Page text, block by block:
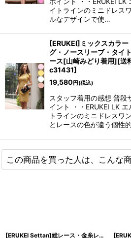
イトラインのミニドレス
ルなデザインで使…
[ERUKEI]ミックスカラー
グ・ノースリーブ・タイ
ース[山崎みどり着用][送
c31431]
19,580 円 (税込)
スタッフ着用の感想 普段
イント ・・ERUKEI LK
トラインのミニドレスワ
とレースの色が違う個性
この商品を買った人は、こんな
[ERUKEI Settan]総レース・金糸レース・フレアスリーブ・七分袖・タイト・ミディアムドレス・ワンピース[山崎みどり・薗田杏奈着用]《送料＆代引き手数料無料》mygr